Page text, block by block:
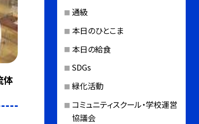
体
通級
本日のひとこま
本日の給食
SDGs
緑化活動
コミュニティスクール・学校運営
協議会